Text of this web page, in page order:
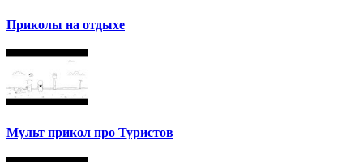
Приколы на отдыхе
Мульт прикол про Туристов